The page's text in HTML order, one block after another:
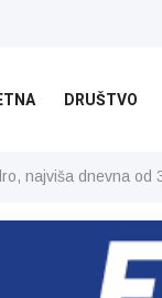
DRUŠTVO
najviša dnevna od